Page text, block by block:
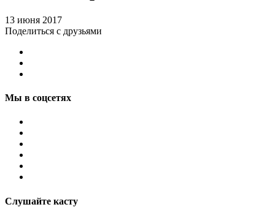
13 июня 2017
Поделиться с друзьями
Мы в соцсетях
Слушайте касту